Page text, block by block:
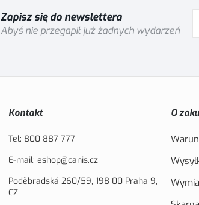
Zapisz się do newslettera
Abyś nie przegapił już żadnych wydarzeń
Kontakt
Tel: 800 887 777
E-mail: eshop@canis.cz
Poděbradská 260/59, 198 00 Praha 9,
CZ
O